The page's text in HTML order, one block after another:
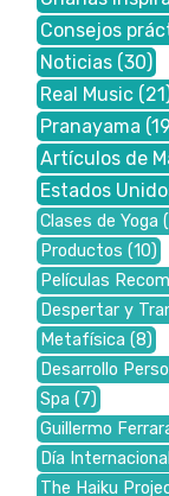
Consejos
Noticias (30)
Real Music
Pranayama
Artículos de
Estados
Clases de Yoga
Productos (10)
Películas
Despertar y
Metafísica (8)
Desarrollo
Spa (7)
Guillermo
Día
The Haiku